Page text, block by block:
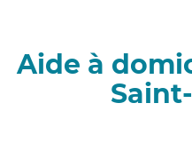
Aide à